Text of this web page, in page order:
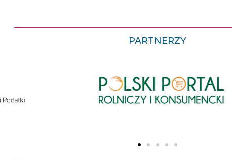
PARTNERZY